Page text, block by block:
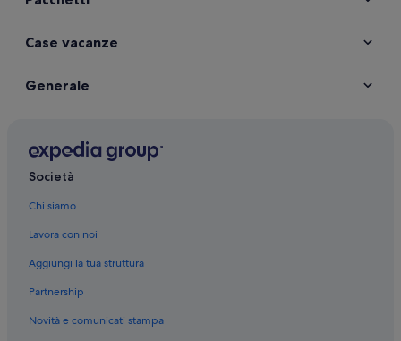
Case vacanze
Generale
Società
Chi siamo
Lavora con noi
Aggiungi la tua struttura
Partnership
Novità e comunicati stampa